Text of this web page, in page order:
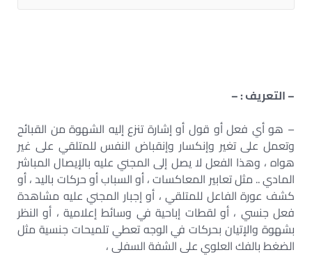
– التعريف : –
– هو أي فعل أو قول أو إشارة تنزع إليه الشهوة من القبائح
وتعمل على تغير وإنكسار وإنقباض النفس للمتلقي على غير
هواه ، وهذا الفعل لا يصل إلى المجني عليه بالإيصال المباشر
المادي .. مثل تعابير المعاكسات ، أو السباب أو حركات باليد ، أو
كشف عورة الفاعل للمتلقي ، أو إجبار المجني عليه مشاهدة
فعل جنسي ، أو لقطات إباحية في وسائط إعلامية ، أو النظر
بشهوة والإتيان بحركات في الوجه تعطي تلميحات جنسية مثل
الضغط بالفك العلوي على الشفة السفلى ،